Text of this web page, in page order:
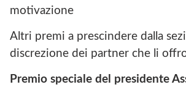
motivazione
Altri premi a prescindere dalla
discrezione dei partner che li
Premio speciale del presidente